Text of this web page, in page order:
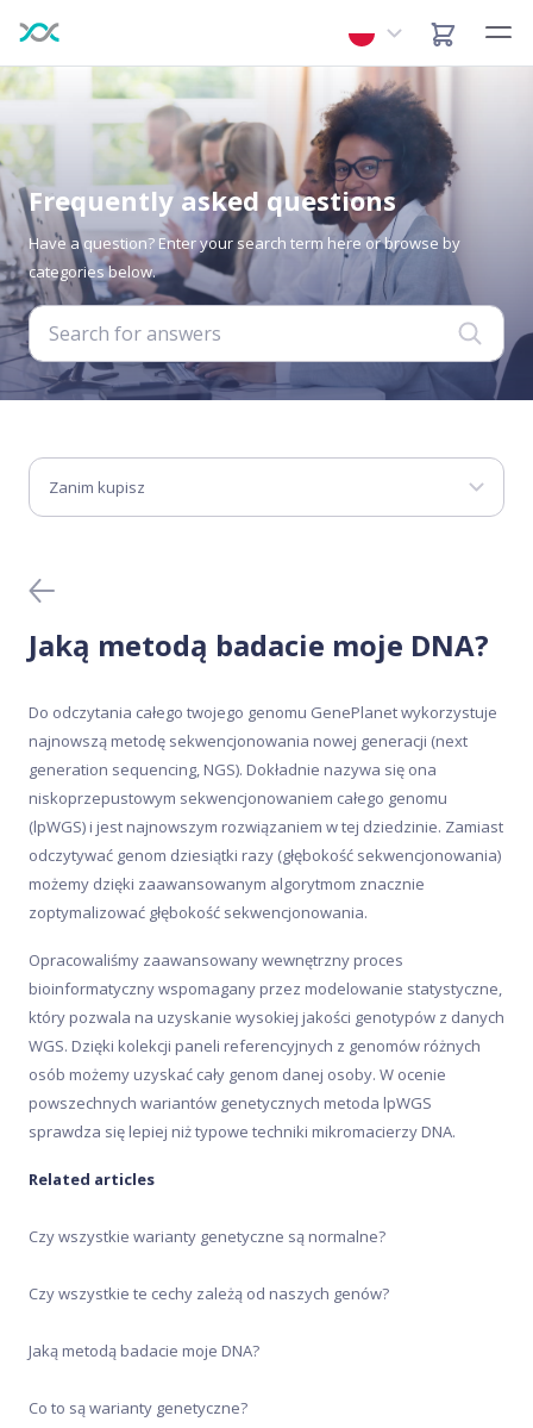
Frequently asked questions
Have a question? Enter your search term here or browse by
categories below.
Zanim kupisz
Kliniczne testy DNA
Ochrona danych
Pobieranie próbki
Wyniki badań
Zakup i aktywacja
Jaką metodą badacie moje DNA?
Do odczytania całego twojego genomu GenePlanet wykorzystuje
najnowszą metodę sekwencjonowania nowej generacji (next
generation sequencing, NGS). Dokładnie nazywa się ona
niskoprzepustowym sekwencjonowaniem całego genomu
(lpWGS) i jest najnowszym rozwiązaniem w tej dziedzinie. Zamiast
odczytywać genom dziesiątki razy (głębokość sekwencjonowania)
możemy dzięki zaawansowanym algorytmom znacznie
zoptymalizować głębokość sekwencjonowania.
Opracowaliśmy zaawansowany wewnętrzny proces
bioinformatyczny wspomagany przez modelowanie statystyczne,
który pozwala na uzyskanie wysokiej jakości genotypów z danych
WGS. Dzięki kolekcji paneli referencyjnych z genomów różnych
osób możemy uzyskać cały genom danej osoby. W ocenie
powszechnych wariantów genetycznych metoda lpWGS
sprawdza się lepiej niż typowe techniki mikromacierzy DNA.
Related articles
Czy wszystkie warianty genetyczne są normalne?
Czy wszystkie te cechy zależą od naszych genów?
Jaką metodą badacie moje DNA?
Co to są warianty genetyczne?